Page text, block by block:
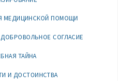
МЕДИЦИНСКОЙ ПОМОЩИ
СОГЛАСИЕ
ТАЙНА
И ДОСТОИНСТВА